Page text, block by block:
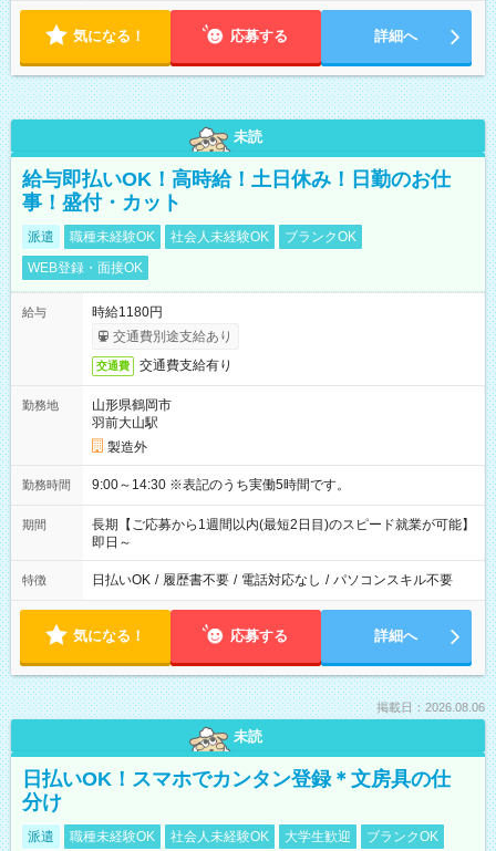
気になる！ 応募する 詳細へ
未読
給与即払いOK！高時給！土日休み！日勤のお仕
事！盛付・カット
派遣 職種未経験OK 社会人未経験OK
ブランクOK
WEB登録・面接OK
給与
時給1180円
交通費別途支給あり
交通費 交通費支給有り
勤務地
山形県鶴岡市
羽前大山駅
製造外
勤務時間 9:00～14:30 ※表記のうち実働5時間です。
期間
長期【ご応募から1週間以内(最短2日目)のスピード就業が可能】
即日～
特徴 日払いOK / 履歴書不要 / 電話対応なし / パソコンスキル不要
気になる！ 応募する 詳細へ
掲載日：2026.08.06
未読
日払いOK！スマホでカンタン登録＊文房具の仕
分け
派遣 職種未経験OK 社会人未経験OK 大学生歓迎
ブランクOK